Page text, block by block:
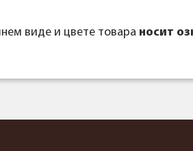
виде и цвете товара носит